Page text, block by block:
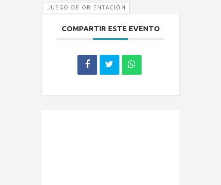
JUEGO DE ORIENTACIÓN
COMPARTIR ESTE EVENTO